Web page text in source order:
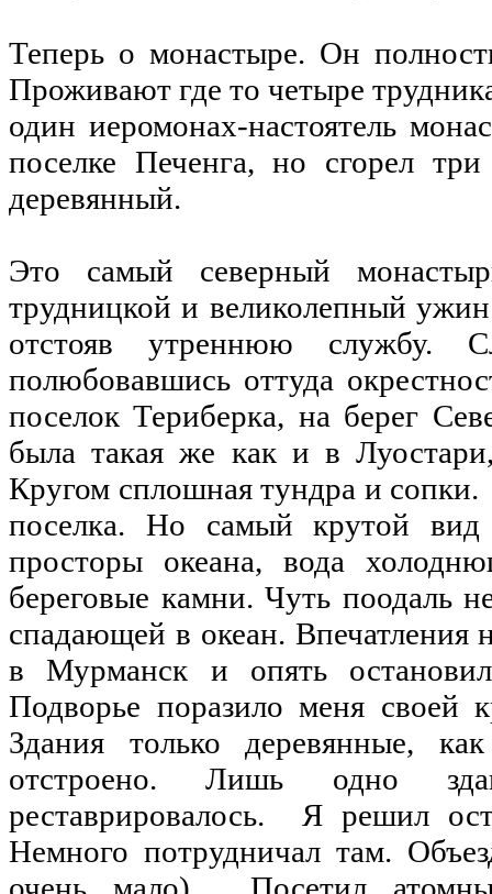
Теперь о монастыре. Он
Проживают где то четыре
один иеромонах-настоятель
поселке Печенга, но сгорел
деревянный.
Это самый северный
трудницкой и великолепный
отстояв утреннюю службу.
полюбовавшись оттуда
поселок Териберка, на берег
была такая же как и в
Кругом сплошная тундра и сопки.
поселка. Но самый крутой
просторы океана, вода
береговые камни. Чуть поодаль
спадающей в океан. Впечатления
в Мурманск и опять
Подворье поразило меня своей
Здания только деревянные,
отстроено. Лишь одно
реставрировалось. Я решил
Немного потрудничал там.